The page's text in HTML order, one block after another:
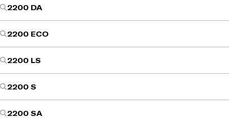
2200 DA
2200 ECO
2200 LS
2200 S
2200 SA